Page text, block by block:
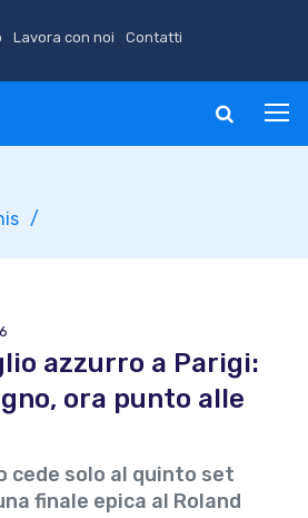
Lavora con noi Contatti
azzurro a Parigi:
ora punto alle
cede solo al quinto set
finale epica al Roland